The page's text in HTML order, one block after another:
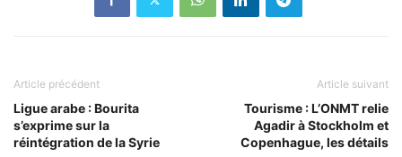
Article précédent
Ligue arabe : Bourita
s’exprime sur la
réintégration de la Syrie
Article suivant
Tourisme : L’ONMT relie
Agadir à Stockholm et
Copenhague, les détails